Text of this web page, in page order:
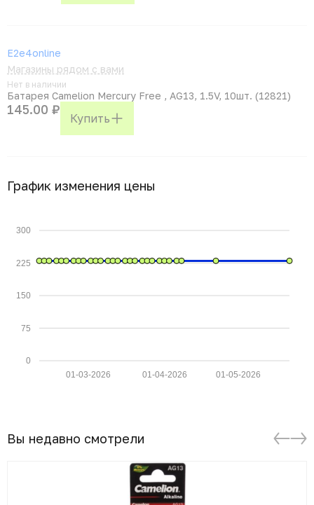
E2e4online
Магазины рядом с вами
Нет в наличии
Батарея Camelion Mercury Free , AG13, 1.5V, 10шт. (12821)
145.00 ₽
Купить
График изменения цены
0
75
150
225
300
01-05-2026
01-04-2026
01-03-2026
Вы недавно смотрели